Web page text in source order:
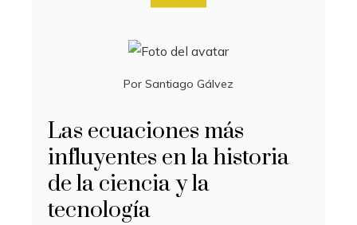
Por Santiago Gálvez
Las ecuaciones más
influyentes en la historia
de la ciencia y la
tecnología